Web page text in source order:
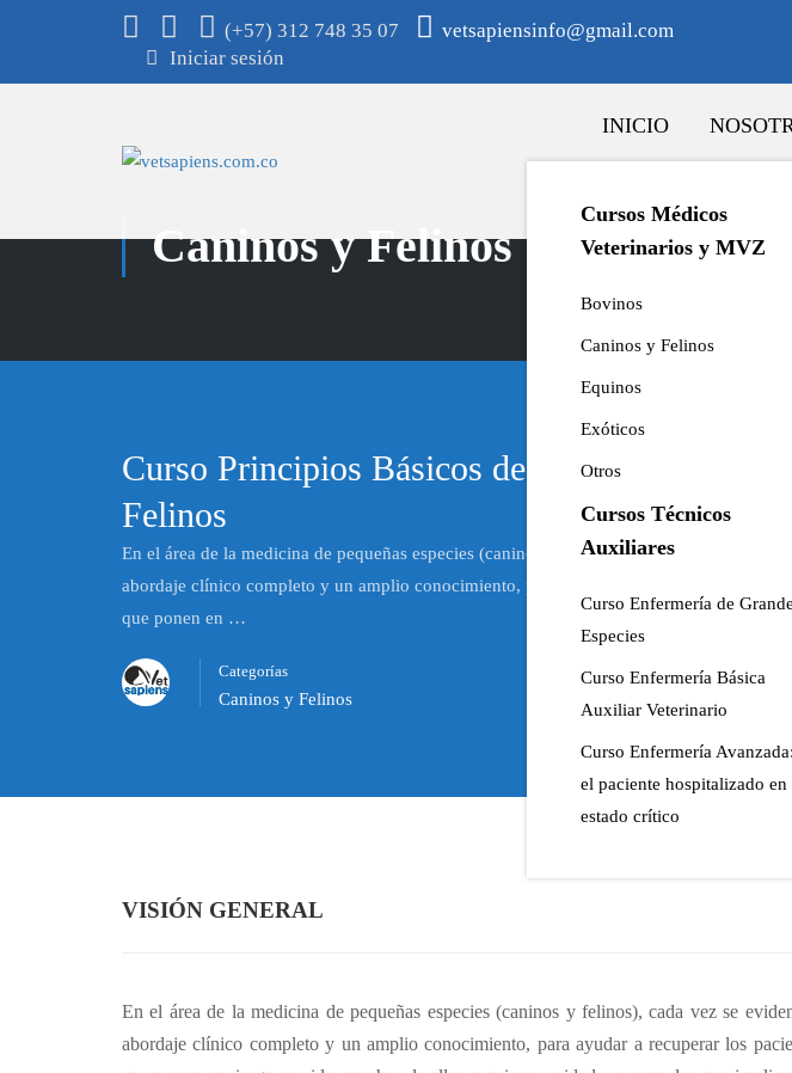
(+57) 312 748 35 07
vetsapiensinfo@gmail.com
Iniciar sesión
INICIO
Cursos Médicos
Veterinarios y MVZ
Bovinos
Caninos y Felinos
Equinos
Exóticos
Otros
Cursos Técnicos
Auxiliares
Curso Enfermería de
Especies
Curso Enfermería Básica
Auxiliar Veterinario
Curso Enfermería Avanzada:
el paciente hospitalizado en
estado crítico
Caninos y Felinos
Curso Principios Básicos de Medicina Interna
Felinos
En el área de la medicina de pequeñas especies (caninos y felinos), cada vez se evidencia
abordaje clínico completo y un amplio conocimiento, para ayudar a recuperar los
que ponen en …
Categorías
Caninos y Felinos
VISIÓN GENERAL
En el área de la medicina de pequeñas especies (caninos y felinos), cada vez se
abordaje clínico completo y un amplio conocimiento, para ayudar a recuperar los